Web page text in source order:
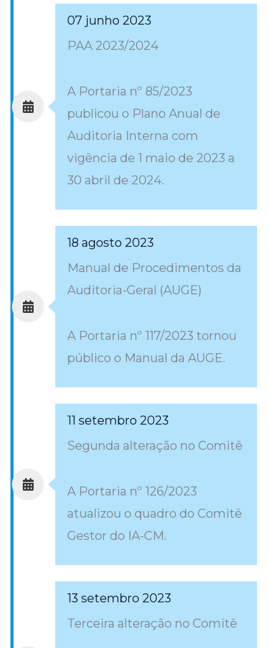
07 junho 2023
PAA 2023/2024
A Portaria nº 85/2023
publicou o Plano Anual de
Auditoria Interna com
vigência de 1 maio de 2023 a
30 abril de 2024.
18 agosto 2023
Manual de Procedimentos da
Auditoria-Geral (AUGE)
A Portaria nº 117/2023 tornou
público o Manual da AUGE.
11 setembro 2023
Segunda alteração no Comitê
A Portaria nº 126/2023
atualizou o quadro do Comitê
Gestor do IA-CM.
13 setembro 2023
Terceira alteração no Comitê